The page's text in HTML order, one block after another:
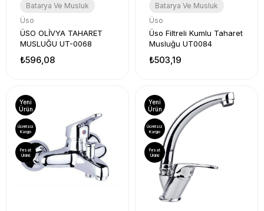
Batarya Ve Musluk
Üso
ÜSO OLİVYA TAHARET
MUSLUĞU UT-0068
₺596,08
Batarya Ve Musluk
Üso
Üso Filtreli Kumlu Taharet
Musluğu UT0084
₺503,19
Yeni
Ürün
Ücretsiz
Kargo
Fırsat
Ürünü
Yeni
Ürün
Ücretsiz
Kargo
Fırsat
Ürünü